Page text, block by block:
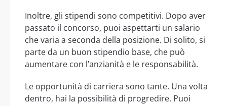
Inoltre, gli stipendi sono competitivi. Dopo aver
passato il concorso, puoi aspettarti un salario
che varia a seconda della posizione. Di solito, si
parte da un buon stipendio base, che può
aumentare con l’anzianità e le responsabilità.
Le opportunità di carriera sono tante. Una volta
dentro, hai la possibilità di progredire. Puoi